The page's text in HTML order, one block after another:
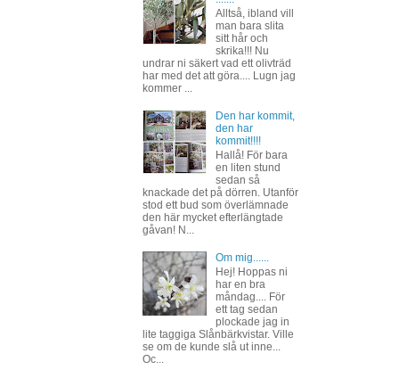
Alltså, ibland vill
man bara slita
sitt hår och
skrika!!! Nu
undrar ni säkert vad ett olivträd
har med det att göra.... Lugn jag
kommer ...
Den har kommit,
den har
kommit!!!!
Hallå! För bara
en liten stund
sedan så
knackade det på dörren. Utanför
stod ett bud som överlämnade
den här mycket efterlängtade
gåvan! N...
Om mig......
Hej! Hoppas ni
har en bra
måndag.... För
ett tag sedan
plockade jag in
lite taggiga Slånbärkvistar. Ville
se om de kunde slå ut inne...
Oc...